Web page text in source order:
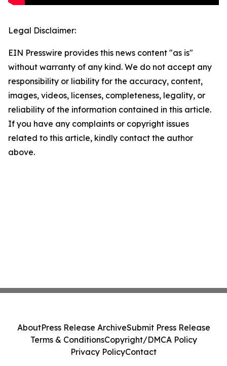
Legal Disclaimer:
EIN Presswire provides this news content "as is"
without warranty of any kind. We do not accept any
responsibility or liability for the accuracy, content,
images, videos, licenses, completeness, legality, or
reliability of the information contained in this article.
If you have any complaints or copyright issues
related to this article, kindly contact the author
above.
AboutPress Release ArchiveSubmit Press Release
Terms & ConditionsCopyright/DMCA Policy
Privacy PolicyContact